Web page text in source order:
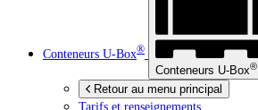
Conteneurs U-Box®
Conteneurs U-Box®
Retour au menu principal
Tarifs et renseignements